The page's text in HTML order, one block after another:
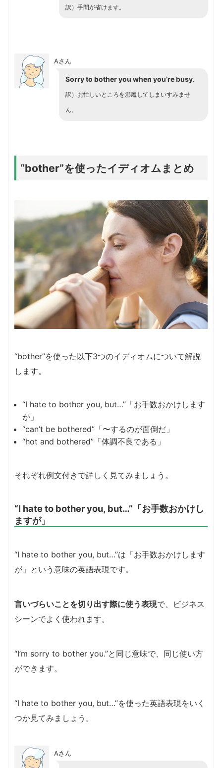
訳）手間が省けます。
Aさん
Sorry to bother you when you’re busy.
訳）お忙しいところを邪魔してしまいすみませ
ん。
“bother”を使ったイディオムまとめ
“bother”を使った以下3つのイディオムについて解説
します。
“I hate to bother you, but…”「お手数おかけします
が」
“can’t be bothered”「〜するのが面倒だ」
“hot and bothered”「体調不良である」
それぞれ例文付きで詳しく見てみましょう。
“I hate to bother you, but…”「お手数おかけし
ますが」
“I hate to bother you, but…”は「お手数おかけします
が」という意味の英語表現です。
言いづらいことを切り出す際に使う表現で、ビジネス
シーンでよく使われます。
“I’m sorry to bother you.”と同じ意味で、同じ使い方
ができます。
“I hate to bother you, but…”を使った英語表現をいく
つか見てみましょう。
Aさん